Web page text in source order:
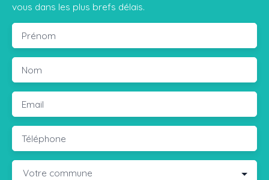
vous dans les plus brefs délais.
Prénom
Nom
Email
Téléphone
Votre commune